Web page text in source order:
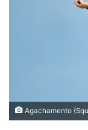
Agachamento